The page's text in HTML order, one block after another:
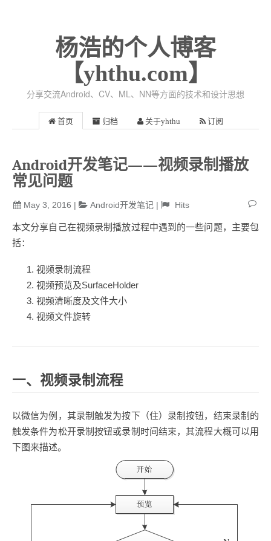
杨浩的个人博客
【yhthu.com】
分享交流Android、CV、ML、NN等方面的技术和设计思想
首页 归档 关于yhthu 订阅
Android开发笔记——视频录制播放
常见问题
May 3, 2016 | Android开发笔记 | Hits
本文分享自己在视频录制播放过程中遇到的一些问题，主要包
括：
视频录制流程
视频预览及SurfaceHolder
视频清晰度及文件大小
视频文件旋转
一、视频录制流程
以微信为例，其录制触发为按下（住）录制按钮，结束录制的
触发条件为松开录制按钮或录制时间结束，其流程大概可以用
下图来描述。